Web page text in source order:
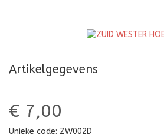
Artikelgegevens
€ 7,00
Unieke code: ZW002D